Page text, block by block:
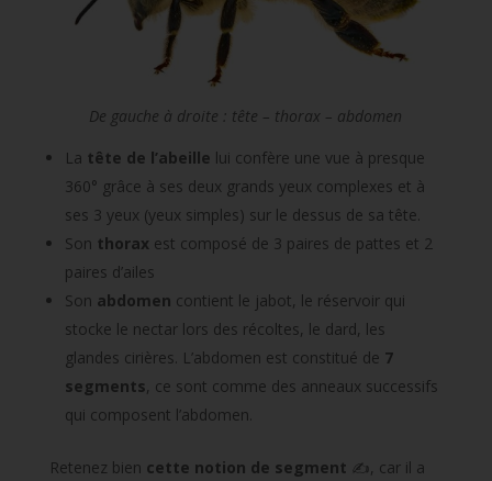
De gauche à droite : tête – thorax – abdomen
La tête de l’abeille lui confère une vue à presque
360° grâce à ses deux grands yeux complexes et à
ses 3 yeux (yeux simples) sur le dessus de sa tête.
Son thorax est composé de 3 paires de pattes et 2
paires d’ailes
Son abdomen contient le jabot, le réservoir qui
stocke le nectar lors des récoltes, le dard, les
glandes cirières. L’abdomen est constitué de 7
segments, ce sont comme des anneaux successifs
qui composent l’abdomen.
Retenez bien cette notion de segment ✍️, car il a